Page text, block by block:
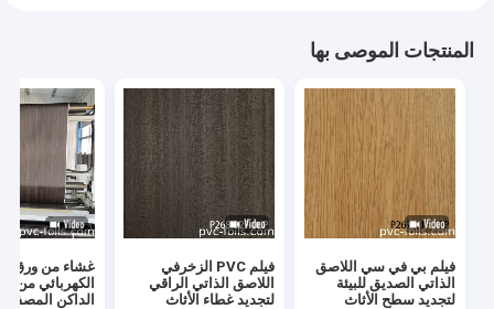
المنتجات الموصى بها
فيلم بي في سي اللاصق
الذاتي الصديق للبيئة
لتجديد سطح الأثاث
فيلم PVC الزخرفي
اللاصق الذاتي الراقي
لتجديد غطاء الأثاث
غشاء من ورق
الكهربائي من
الداكن